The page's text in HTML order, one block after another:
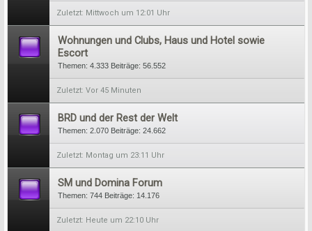
Mittwoch um 12:01 Uhr
Wohnungen und Clubs, Haus und Hotel sowie
Escort
Themen: 4.333 Beiträge: 56.552
Vor 45 Minuten
BRD und der Rest der Welt
Themen: 2.070 Beiträge: 24.662
Montag um 23:11 Uhr
SM und Domina Forum
Themen: 744 Beiträge: 14.176
Heute um 22:10 Uhr